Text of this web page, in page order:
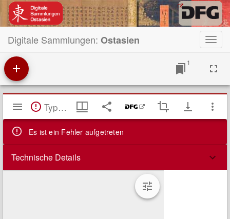
Digitale Sammlungen: Ostasien
1
Mirador
Viewer TypeError: Failed to fetch
Es ist ein Fehler aufgetreten
Technische Details